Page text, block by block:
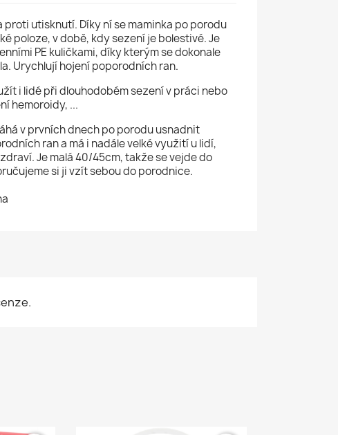
proti utisknutí. Díky ní se maminka po porodu
poloze, v době, kdy sezení je bolestivé. Je
PE kuličkami, díky kterým se dokonale
Urychlují hojení poporodních ran.
i lidé při dlouhodobém sezení v práci nebo
hemoroidy, ...
v prvních dnech po porodu usnadnit
ran a má i nadále velké využití u lidí,
Je malá 40/45cm, takže se vejde do
si ji vzít sebou do porodnice.